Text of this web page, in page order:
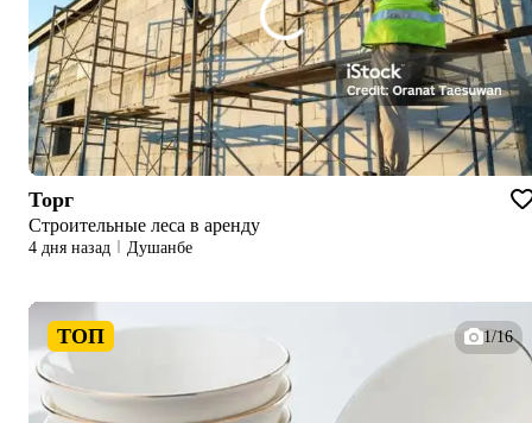
Торг
Строительные леса в аренду
4 дня назад Душанбе
ТОП 1/16